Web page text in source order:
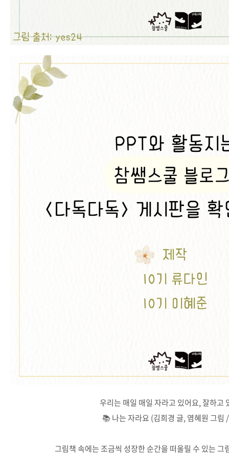
우리는 매일 매일 자라고 있어요, 잘하고
📚 나는 자라요 (김희경 글, 염혜원 그림
그림책 속에는 조금씩 성장한 순간을 떠올릴 수 있는